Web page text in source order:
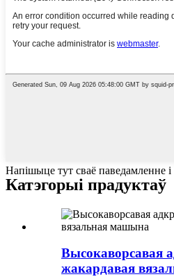
Напішыце тут сваё паведамленне
Катэгорыі прадуктаў
Высокаворсавая
жакардавая